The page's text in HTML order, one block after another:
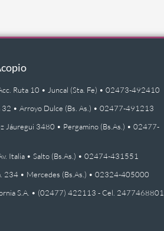
Ruta 10 • Juncal (Sta. Fe) • 02473-492410
32 • Arroyo Dulce (Bs. As.) • 02477-491213
Jáuregui 3480 • Pergamino (Bs.As.) • 02477-
Italia • Salto (Bs.As.) • 02474-431551
234 • Mercedes (Bs.As.) • 02324-405000
S.A. • (02477) 422113 - Cel. 2477468801